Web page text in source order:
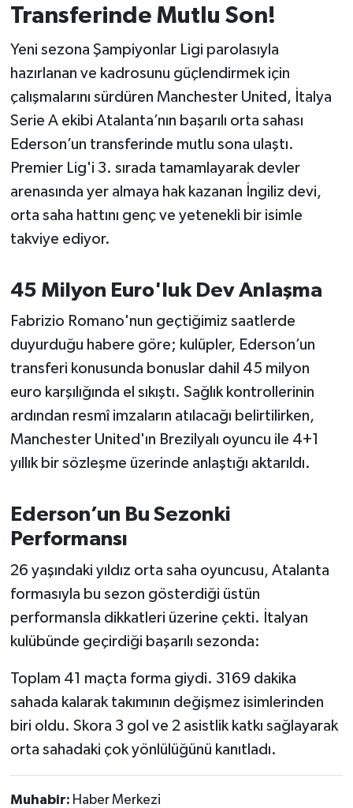
Transferinde Mutlu Son!
Yeni sezona Şampiyonlar Ligi parolasıyla
hazırlanan ve kadrosunu güçlendirmek için
çalışmalarını sürdüren Manchester United, İtalya
Serie A ekibi Atalanta’nın başarılı orta sahası
Ederson’un transferinde mutlu sona ulaştı.
Premier Lig'i 3. sırada tamamlayarak devler
arenasında yer almaya hak kazanan İngiliz devi,
orta saha hattını genç ve yetenekli bir isimle
takviye ediyor.
45 Milyon Euro'luk Dev Anlaşma
Fabrizio Romano'nun geçtiğimiz saatlerde
duyurduğu habere göre; kulüpler, Ederson’un
transferi konusunda bonuslar dahil 45 milyon
euro karşılığında el sıkıştı. Sağlık kontrollerinin
ardından resmî imzaların atılacağı belirtilirken,
Manchester United'ın Brezilyalı oyuncu ile 4+1
yıllık bir sözleşme üzerinde anlaştığı aktarıldı.
Ederson’un Bu Sezonki
Performansı
26 yaşındaki yıldız orta saha oyuncusu, Atalanta
formasıyla bu sezon gösterdiği üstün
performansla dikkatleri üzerine çekti. İtalyan
kulübünde geçirdiği başarılı sezonda:
Toplam 41 maçta forma giydi. 3169 dakika
sahada kalarak takımının değişmez isimlerinden
biri oldu. Skora 3 gol ve 2 asistlik katkı sağlayarak
orta sahadaki çok yönlülüğünü kanıtladı.
Muhabir: Haber Merkezi
İvrindi
KENT GÜNDEMİ
Kepsut
MAGAZİN
MANŞET
OLAY
Resmi İlanlar
SAĞLIK
SİYASET
Sındırgı
SPOR
Susurluk
TARİHTE BUGÜN
TEKNOLOJİ